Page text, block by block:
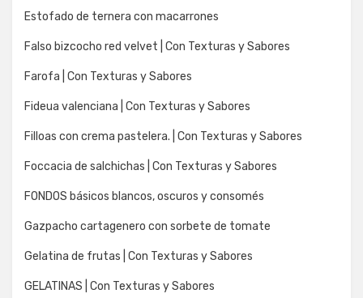
Estofado de ternera con macarrones
Falso bizcocho red velvet | Con Texturas y Sabores
Farofa | Con Texturas y Sabores
Fideua valenciana | Con Texturas y Sabores
Filloas con crema pastelera. | Con Texturas y Sabores
Foccacia de salchichas | Con Texturas y Sabores
FONDOS básicos blancos, oscuros y consomés
Gazpacho cartagenero con sorbete de tomate
Gelatina de frutas | Con Texturas y Sabores
GELATINAS | Con Texturas y Sabores